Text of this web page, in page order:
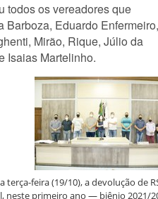
todos os vereadores que
Barboza, Eduardo Enfermeiro,
Mirão, Rique, Júlio da
Isaias Martelinho.
feira (19/10), a devolução de
neste primeiro ano — biênio 2021/